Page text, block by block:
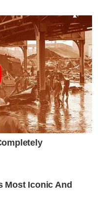
Most Iconic And